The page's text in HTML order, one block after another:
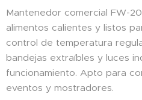
Mantenedor comercial FW-
alimentos calientes y listos
control de temperatura
bandejas extraíbles y luces
funcionamiento. Apto para
eventos y mostradores.